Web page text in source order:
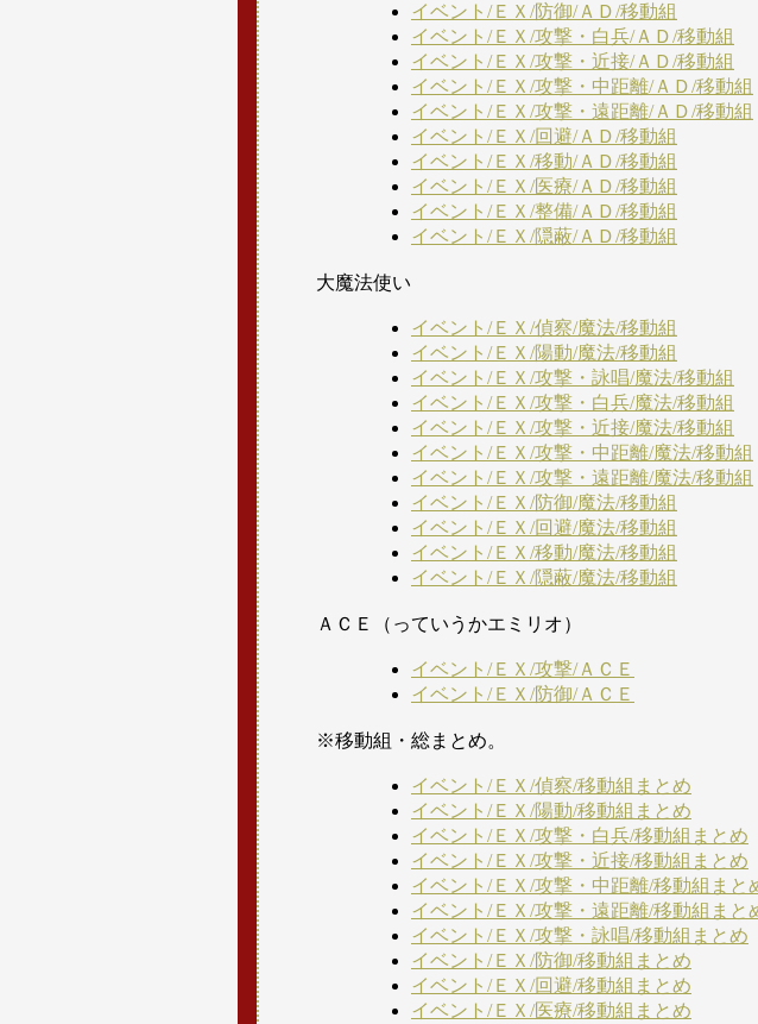
イベント/ＥＸ/防御/ＡＤ/移動組
イベント/ＥＸ/攻撃・白兵/ＡＤ/移動組
イベント/ＥＸ/攻撃・近接/ＡＤ/移動組
イベント/ＥＸ/攻撃・中距離/ＡＤ/移動組
イベント/ＥＸ/攻撃・遠距離/ＡＤ/移動組
イベント/ＥＸ/回避/ＡＤ/移動組
イベント/ＥＸ/移動/ＡＤ/移動組
イベント/ＥＸ/医療/ＡＤ/移動組
イベント/ＥＸ/整備/ＡＤ/移動組
イベント/ＥＸ/隠蔽/ＡＤ/移動組
大魔法使い
イベント/ＥＸ/偵察/魔法/移動組
イベント/ＥＸ/陽動/魔法/移動組
イベント/ＥＸ/攻撃・詠唱/魔法/移動組
イベント/ＥＸ/攻撃・白兵/魔法/移動組
イベント/ＥＸ/攻撃・近接/魔法/移動組
イベント/ＥＸ/攻撃・中距離/魔法/移動組
イベント/ＥＸ/攻撃・遠距離/魔法/移動組
イベント/ＥＸ/防御/魔法/移動組
イベント/ＥＸ/回避/魔法/移動組
イベント/ＥＸ/移動/魔法/移動組
イベント/ＥＸ/隠蔽/魔法/移動組
ＡＣＥ（っていうかエミリオ）
イベント/ＥＸ/攻撃/ＡＣＥ
イベント/ＥＸ/防御/ＡＣＥ
※移動組・総まとめ。
イベント/ＥＸ/偵察/移動組まとめ
イベント/ＥＸ/陽動/移動組まとめ
イベント/ＥＸ/攻撃・白兵/移動組まとめ
イベント/ＥＸ/攻撃・近接/移動組まとめ
イベント/ＥＸ/攻撃・中距離/移動組まと
イベント/ＥＸ/攻撃・遠距離/移動組まと
イベント/ＥＸ/攻撃・詠唱/移動組まとめ
イベント/ＥＸ/防御/移動組まとめ
イベント/ＥＸ/回避/移動組まとめ
イベント/ＥＸ/医療/移動組まとめ